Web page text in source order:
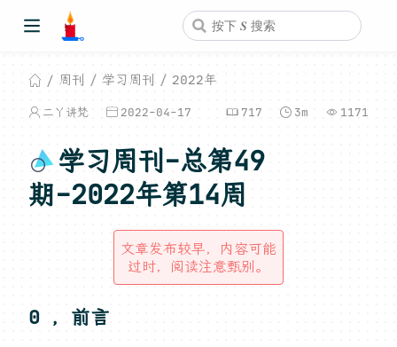
周刊 学习周刊 2022年
二丫讲梵 2022-04-17 717 3m 1171
学习周刊-总第49
期-2022年第14周
文章发布较早，内容可能
过时，阅读注意甄别。
0 ，前言